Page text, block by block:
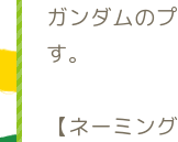
ガンダムの
す。
【ネーミン